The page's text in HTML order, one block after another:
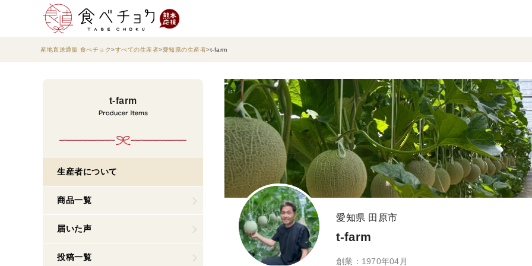
産地直送通販 食べチョク すべての生産者 愛知県の生産者 t-farm
愛知県 田原市
t-farm
創業：1970年04月
t-farm
生産者について
商品一覧
届いた声
投稿一覧